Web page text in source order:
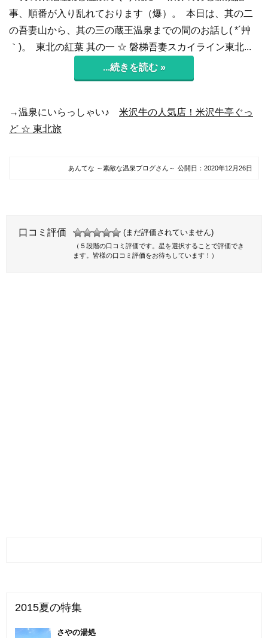
事、順番が入り乱れております（爆）。 本日は、其の二
の吾妻山から、其の三の蔵王温泉までの間のお話し( *´艸
｀)。 東北の紅葉 其の一 ☆ 磐梯吾妻スカイライン東北...
...続きを読む »
→温泉にいらっしゃい♪ 米沢牛の人気店！米沢牛亭ぐっ
ど ☆ 東北旅
あんてな ～素敵な温泉ブログさん～ 公開日： 2020年12月26日
口コミ評価 (まだ評価されていません)
（５段階の口コミ評価です。星を選択することで評価でき
ます。皆様の口コミ評価をお待ちしています！）
2015夏の特集
さやの湯処